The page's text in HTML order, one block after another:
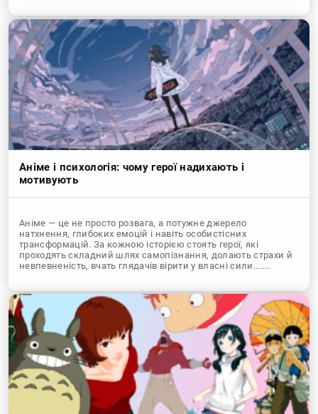
Аніме і психологія: чому герої надихають і
мотивують
Аніме — це не просто розвага, а потужне джерело
натхнення, глибоких емоцій і навіть особистісних
трансформацій. За кожною історією стоять герої, які
проходять складний шлях самопізнання, долають страхи й
невпевненість, вчать глядачів вірити у власні сили.......